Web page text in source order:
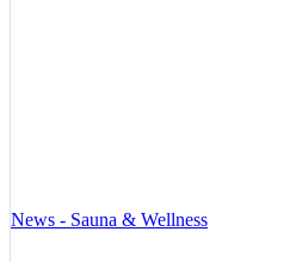
News - Sauna & Wellness